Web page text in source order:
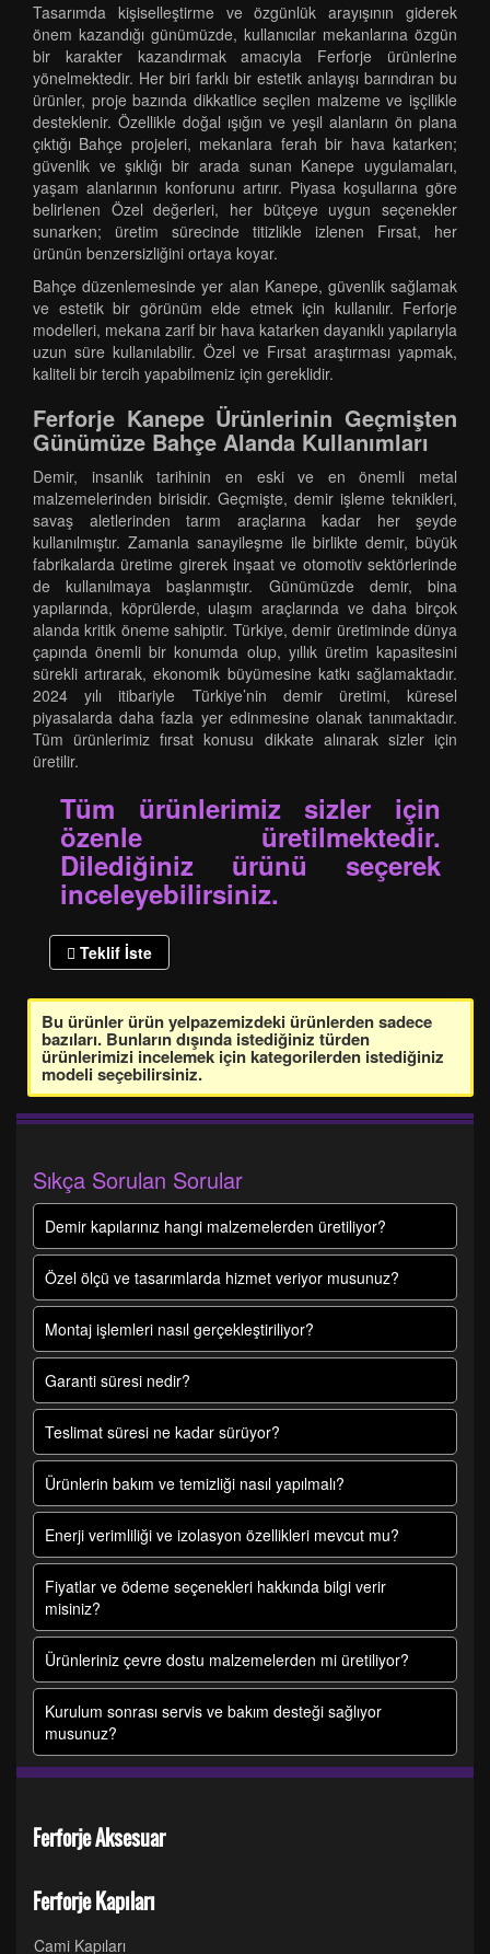
Tasarımda kişiselleştirme ve özgünlük arayışının giderek
önem kazandığı günümüzde, kullanıcılar mekanlarına özgün
bir karakter kazandırmak amacıyla Ferforje ürünlerine
yönelmektedir. Her biri farklı bir estetik anlayışı barındıran bu
ürünler, proje bazında dikkatlice seçilen malzeme ve işçilikle
desteklenir. Özellikle doğal ışığın ve yeşil alanların ön plana
çıktığı Bahçe projeleri, mekanlara ferah bir hava katarken;
güvenlik ve şıklığı bir arada sunan Kanepe uygulamaları,
yaşam alanlarının konforunu artırır. Piyasa koşullarına göre
belirlenen Özel değerleri, her bütçeye uygun seçenekler
sunarken; üretim sürecinde titizlikle izlenen Fırsat, her
ürünün benzersizliğini ortaya koyar.
Bahçe düzenlemesinde yer alan Kanepe, güvenlik sağlamak
ve estetik bir görünüm elde etmek için kullanılır. Ferforje
modelleri, mekana zarif bir hava katarken dayanıklı yapılarıyla
uzun süre kullanılabilir. Özel ve Fırsat araştırması yapmak,
kaliteli bir tercih yapabilmeniz için gereklidir.
Ferforje Kanepe Ürünlerinin Geçmişten
Günümüze Bahçe Alanda Kullanımları
Demir, insanlık tarihinin en eski ve en önemli metal
malzemelerinden birisidir. Geçmişte, demir işleme teknikleri,
savaş aletlerinden tarım araçlarına kadar her şeyde
kullanılmıştır. Zamanla sanayileşme ile birlikte demir, büyük
fabrikalarda üretime girerek inşaat ve otomotiv sektörlerinde
de kullanılmaya başlanmıştır. Günümüzde demir, bina
yapılarında, köprülerde, ulaşım araçlarında ve daha birçok
alanda kritik öneme sahiptir. Türkiye, demir üretiminde dünya
çapında önemli bir konumda olup, yıllık üretim kapasitesini
sürekli artırarak, ekonomik büyümesine katkı sağlamaktadır.
2024 yılı itibariyle Türkiye’nin demir üretimi, küresel
piyasalarda daha fazla yer edinmesine olanak tanımaktadır.
Tüm ürünlerimiz fırsat konusu dikkate alınarak sizler için
üretilir.
Tüm ürünlerimiz sizler için
özenle üretilmektedir.
Dilediğiniz ürünü seçerek
inceleyebilirsiniz.
Teklif İste
Bu ürünler ürün yelpazemizdeki ürünlerden sadece
bazıları. Bunların dışında istediğiniz türden
ürünlerimizi incelemek için kategorilerden istediğiniz
modeli seçebilirsiniz.
Sıkça Sorulan Sorular
Demir kapılarınız hangi malzemelerden üretiliyor?
Özel ölçü ve tasarımlarda hizmet veriyor musunuz?
Montaj işlemleri nasıl gerçekleştiriliyor?
Garanti süresi nedir?
Teslimat süresi ne kadar sürüyor?
Ürünlerin bakım ve temizliği nasıl yapılmalı?
Enerji verimliliği ve izolasyon özellikleri mevcut mu?
Fiyatlar ve ödeme seçenekleri hakkında bilgi verir
misiniz?
Ürünleriniz çevre dostu malzemelerden mi üretiliyor?
Kurulum sonrası servis ve bakım desteği sağlıyor
musunuz?
Ferforje Aksesuar
Ferforje Kapıları
Cami Kapıları